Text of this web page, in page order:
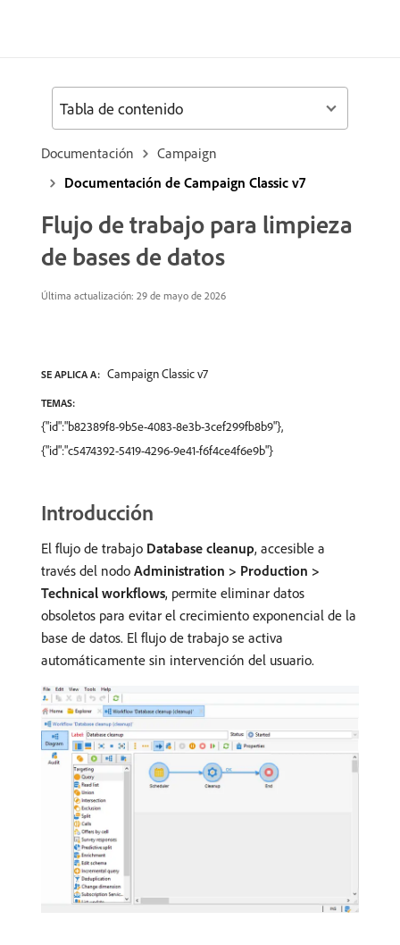
Documentación
Campaign
Documentación de Campaign Classic v7
Flujo de trabajo para limpieza
de bases de datos
Última actualización: 29 de mayo de 2026
SE APLICA A: Campaign Classic v7
TEMAS:
{"id":"b82389f8-9b5e-4083-8e3b-3cef299fb8b9"},
{"id":"c5474392-5419-4296-9e41-f6f4ce4f6e9b"}
Introducción
El flujo de trabajo Database cleanup, accesible a
través del nodo Administration > Production >
Technical workflows, permite eliminar datos
obsoletos para evitar el crecimiento exponencial de la
base de datos. El flujo de trabajo se activa
automáticamente sin intervención del usuario.
Tabla de contenido